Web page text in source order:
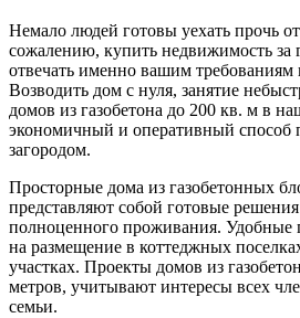
Немало людей готовы уехать прочь
сожалению, купить недвижимость за
отвечать именно вашим
Возводить дом с нуля, занятие
домов из газобетона до 200 кв. м в
экономичный и оперативный способ
загородом.
Просторные дома из газобетонных
представляют собой готовые
полноценного проживания. Удобные
на размещение в коттеджных
участках. Проекты домов из
метров, учитывают интересы всех
семьи.